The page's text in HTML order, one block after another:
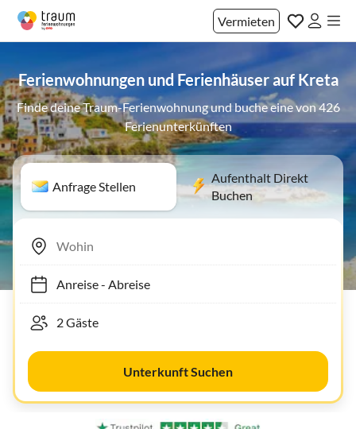
Vermieten
Ferienwohnungen und Ferienhäuser auf Kreta
Finde deine Traum-Ferienwohnung und buche eine von 426
Ferienunterkünften
Anfrage Stellen
Aufenthalt Direkt
Buchen
Anreise- Abreise
Unterkunft Suchen